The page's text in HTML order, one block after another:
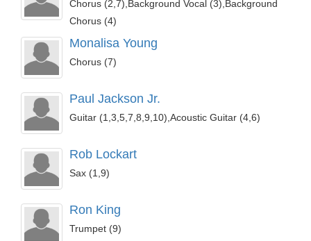
Chorus (2,7),Background Vocal (3),Background
Chorus (4)
Monalisa Young
Chorus (7)
Paul Jackson Jr.
Guitar (1,3,5,7,8,9,10),Acoustic Guitar (4,6)
Rob Lockart
Sax (1,9)
Ron King
Trumpet (9)